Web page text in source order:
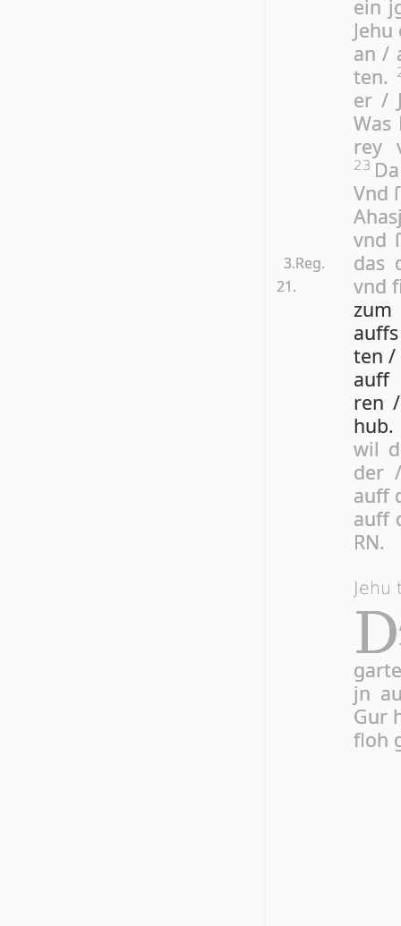
3.Reg.
21.
ein
an /
ten.
er /
Was
rey
23
Vnd
vnd
das
vnd
zum
ten /
auff
ren
hub.
wil
der
auff
auff
RN.
D
jn
Gur
floh